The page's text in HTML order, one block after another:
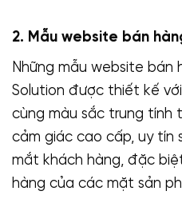
2. Mẫu website bán
Những mẫu website bán
Solution được thiết kế
cùng màu sắc trung tính
cảm giác cao cấp, uy tín
mắt khách hàng, đặc
hàng của các mặt sản